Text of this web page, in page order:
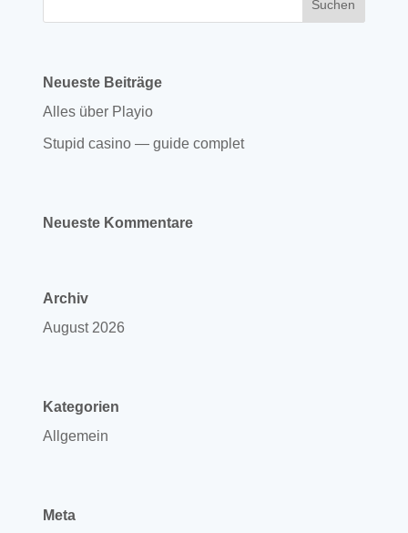
Neueste Beiträge
Alles über Playio
Stupid casino — guide complet
Neueste Kommentare
Archiv
August 2026
Kategorien
Allgemein
Meta